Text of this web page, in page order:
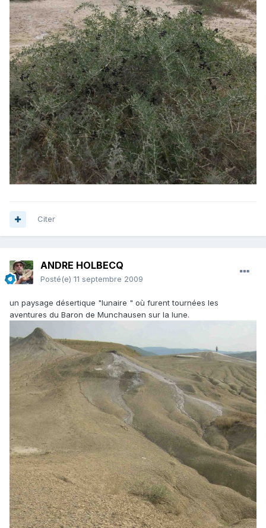
Citer
ANDRE HOLBECQ
Posté(e) 11 septembre 2009
un paysage désertique "lunaire " où furent tournées les
aventures du Baron de Munchausen sur la lune.